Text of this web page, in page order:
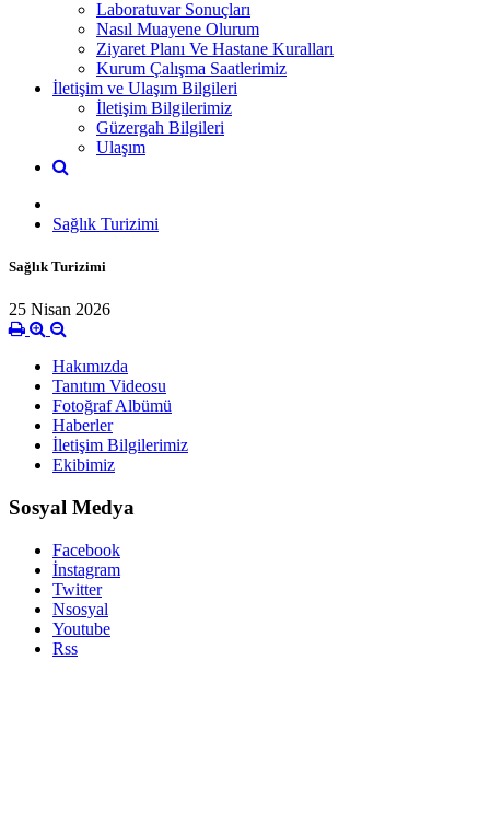
Laboratuvar Sonuçları
Nasıl Muayene Olurum
Ziyaret Planı Ve Hastane Kuralları
Kurum Çalışma Saatlerimiz
İletişim ve Ulaşım Bilgileri
İletişim Bilgilerimiz
Güzergah Bilgileri
Ulaşım
Sağlık Turizimi
Sağlık Turizimi
25 Nisan 2026
Hakımızda
Tanıtım Videosu
Fotoğraf Albümü
Haberler
İletişim Bilgilerimiz
Ekibimiz
Sosyal Medya
Facebook
İnstagram
Twitter
Nsosyal
Youtube
Rss